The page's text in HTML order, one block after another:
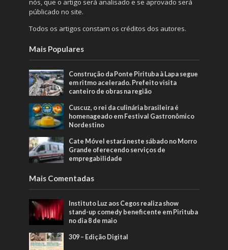
nós, que o artigo será analisado e se aprovado será
públicado no site.
Todos os artigos constam os créditos dos autores.
Mais Populares
Construção da Ponte Pirituba à Lapa segue
em ritmo acelerado. Prefeito visita
canteiro de obras na região
Cuscuz, o rei da culinária brasileira é
homenageado em Festival Gastronômico
Nordestino
Cate Móvel estará neste sábado no Morro
Grande oferecendo serviços de
empregabilidade
Mais Comentadas
Instituto Luz aos Cegos realiza show
stand-up comedy beneficente em Pirituba
no dia 8 de maio
309 – Edição Digital